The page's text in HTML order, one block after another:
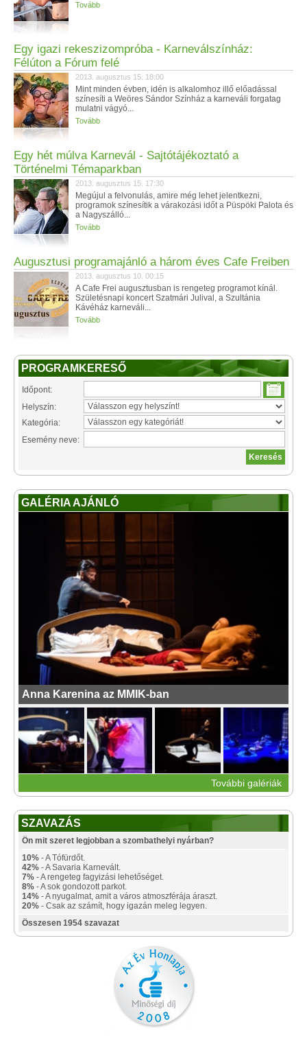
Tovább
Egy igazi rekeszizompróba - Karneválszínház:
Félúton a Fórum felé
2013. augusztus 15. 18:00
Mint minden évben, idén is alkalomhoz illő előadással
színesíti a Weöres Sándor Színház a karneváli forgatag
mulatni vágyó...
Tovább
Egy hét múlva Karnevál - Sajtótájékoztató a
Történelmi Témaparkban
2013. augusztus 15. 17:30
Megújul a felvonulás, amire még lehet jelentkezni,
programok színesítik a várakozási időt a Püspöki Palota és
a Nagyszálló...
Tovább
Augusztusi programajánló a három éves Cafe Freiben
2013. augusztus 10. 00:15
A Cafe Frei augusztusban is rengeteg programot kínál.
Születésnapi koncert Szatmári Julival, a Szultánia
Kávéház karneváli...
Tovább
PROGRAMKERESŐ
Időpont:
Helyszín:
Kategória:
Esemény neve:
GALÉRIA AJÁNLÓ
Anna Karenina az MMIK-ban
További galériák
SZAVAZÁS
Ön mit szeret legjobban a szombathelyi nyárban?
10% - A Tófürdőt.
42% - A Savaria Karnevált.
7% - A rengeteg fagyizási lehetőséget.
8% - A sok gondozott parkot.
14% - A nyugalmat, amit a város atmoszférája áraszt.
20% - Csak az számít, hogy igazán meleg legyen.
Összesen 1954 szavazat